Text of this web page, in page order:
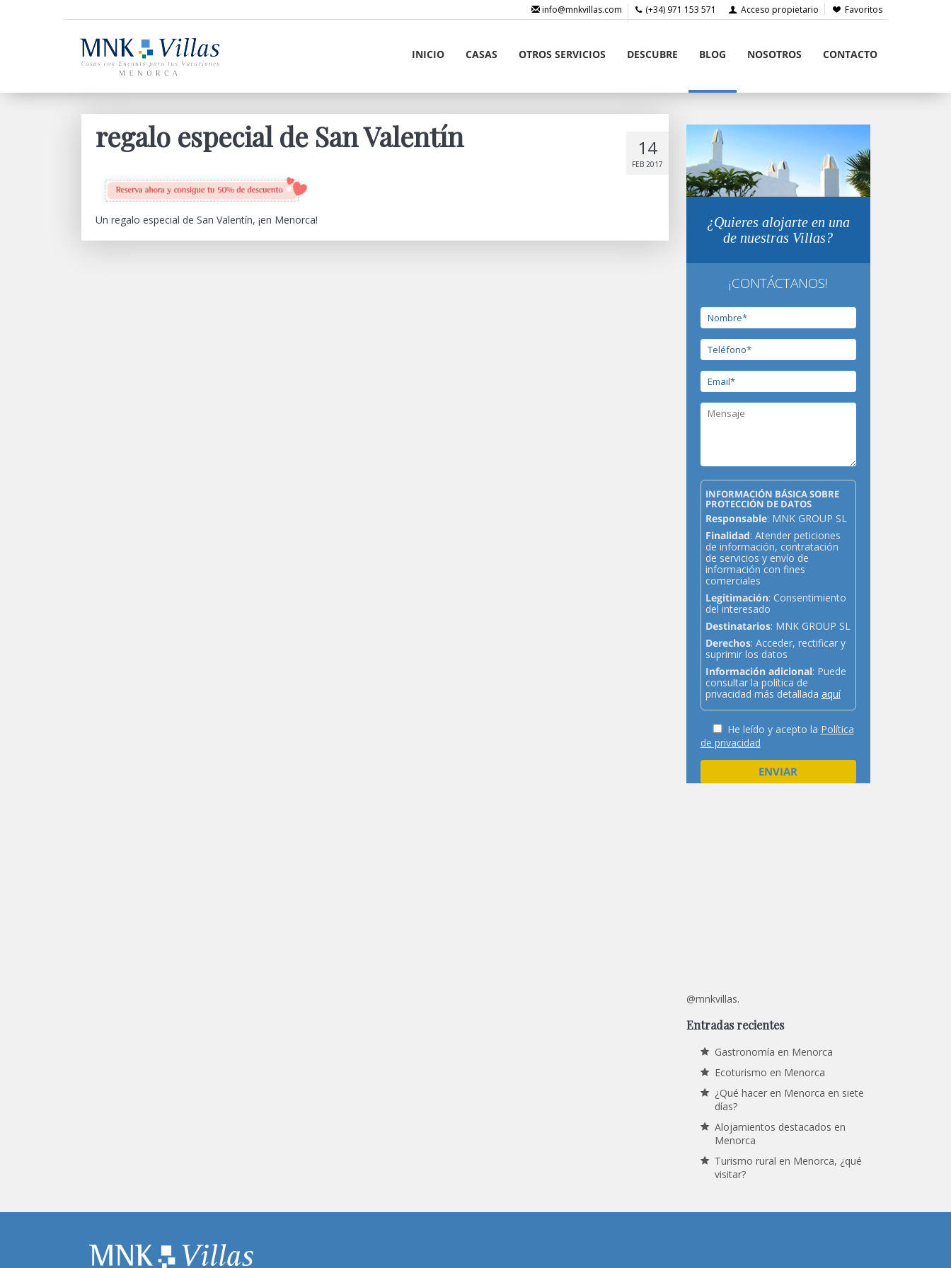
Favoritos
Acceso propietario
(+34) 971 153 571
info@mnkvillas.com
INICIO CASAS OTROS SERVICIOS DESCUBRE BLOG NOSOTROS CONTACTO
14
FEB 2017
regalo especial de San Valentín
Un regalo especial de San Valentín, ¡en Menorca!
¿Quieres alojarte en una
de nuestras Villas?
¡CONTÁCTANOS!
INFORMACIÓN BÁSICA SOBRE
PROTECCIÓN DE DATOS
Responsable: MNK GROUP SL
Finalidad: Atender peticiones
de información, contratación
de servicios y envío de
información con fines
comerciales
Legitimación: Consentimiento
del interesado
Destinatarios: MNK GROUP SL
Derechos: Acceder, rectificar y
suprimir los datos
Información adicional: Puede
consultar la política de
privacidad más detallada aquí
He leído y acepto la Política
de privacidad
@mnkvillas.
Entradas recientes
Gastronomía en Menorca
Ecoturismo en Menorca
¿Qué hacer en Menorca en siete
días?
Alojamientos destacados en
Menorca
Turismo rural en Menorca, ¿qué
visitar?